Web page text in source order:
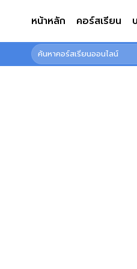
หน้าหลัก คอร์สเรียน
ค้นหา: